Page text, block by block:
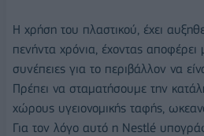
Η χρήση του πλαστικού, έχει
πενήντα χρόνια, έχοντας
συνέπειες για το περιβάλλον να
Πρέπει να σταματήσουμε την
χώρους υγειονομικής ταφής,
Για τον λόγο αυτό η Nestlé